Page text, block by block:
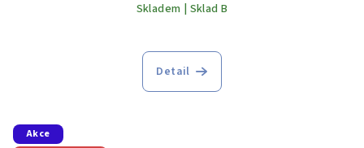
Skladem | Sklad B
Detail
Akce